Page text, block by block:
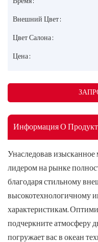
Внешний Цвет :
Цвет Салона :
Цена :
Информация О
Унаследовав изысканное
лидером на рынке
благодаря стильному
высокотехнологичному
характеристикам.
подчеркните атмосферу
погружает вас в океан